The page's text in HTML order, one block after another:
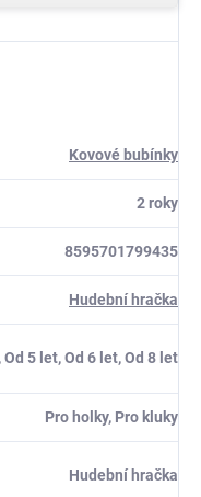
Kovové bubínky
2 roky
8595701799435
Hudební hračka
Od 5 let, Od 6 let, Od 8 let
Pro holky, Pro kluky
Hudební hračka